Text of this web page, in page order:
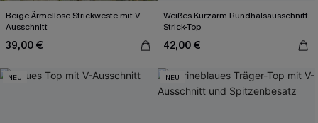
Beige Ärmellose Strickweste mit V-
Ausschnitt
39,00 €
Weißes Kurzarm Rundhalsausschnitt
Strick-Top
42,00 €
NEU NEU